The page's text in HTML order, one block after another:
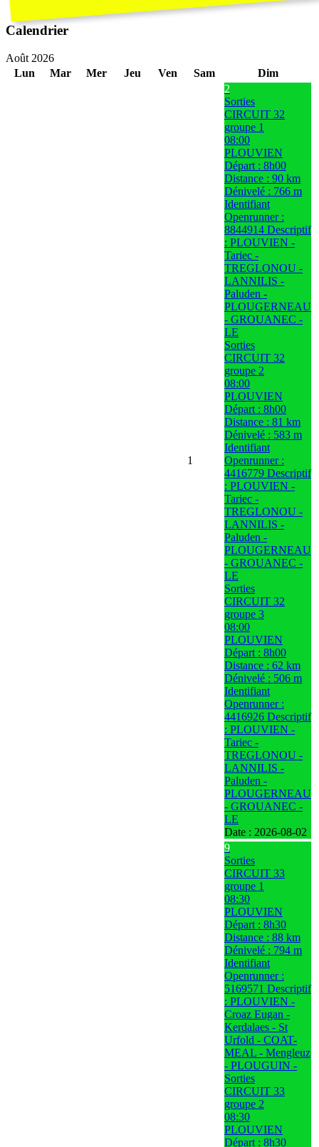
Calendrier
Août 2026
Lun
Mar Mer Jeu Ven Sam Dim
1
2
Sorties
CIRCUIT 32
groupe 1
08:00
PLOUVIEN
Départ : 8h00
Distance : 90 km
Dénivelé : 766 m
Identifiant
Openrunner :
8844914 Descriptif
: PLOUVIEN -
Tariec -
TREGLONOU -
LANNILIS -
Paluden -
PLOUGERNEAU
- GROUANEC -
LE
Sorties
CIRCUIT 32
groupe 2
08:00
PLOUVIEN
Départ : 8h00
Distance : 81 km
Dénivelé : 583 m
Identifiant
Openrunner :
4416779 Descriptif
: PLOUVIEN -
Tariec -
TREGLONOU -
LANNILIS -
Paluden -
PLOUGERNEAU
- GROUANEC -
LE
Sorties
CIRCUIT 32
groupe 3
08:00
PLOUVIEN
Départ : 8h00
Distance : 62 km
Dénivelé : 506 m
Identifiant
Openrunner :
4416926 Descriptif
: PLOUVIEN -
Tariec -
TREGLONOU -
LANNILIS -
Paluden -
PLOUGERNEAU
- GROUANEC -
LE
Date : 2026-08-02
9
Sorties
CIRCUIT 33
groupe 1
08:30
PLOUVIEN
Départ : 8h30
Distance : 88 km
Dénivelé : 794 m
Identifiant
Openrunner :
5169571 Descriptif
: PLOUVIEN -
Croaz Eugan -
Kerdalaes - St
Urfold - COAT-
MEAL - Mengleuz
- PLOUGUIN -
Sorties
CIRCUIT 33
groupe 2
08:30
PLOUVIEN
Départ : 8h30